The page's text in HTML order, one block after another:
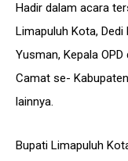
Hadir dalam acara
Limapuluh Kota, Dedi
Yusman, Kepala
Camat se-
lainnya.
Bupati Limapuluh